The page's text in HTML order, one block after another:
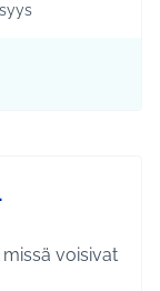
Hyvinvointi ja
voisivat